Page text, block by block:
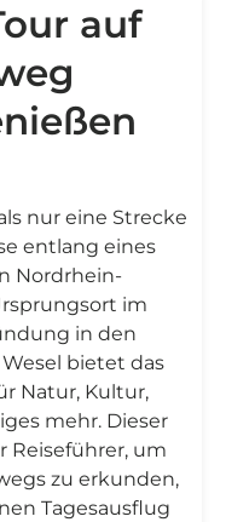
auf
nur eine Strecke
entlang eines
Nordrhein-
im
in den
bietet das
Natur, Kultur,
mehr. Dieser
Reiseführer, um
zu erkunden,
Tagesausflug